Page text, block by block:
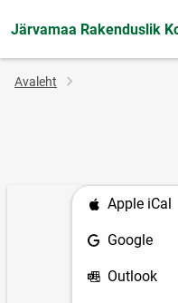
Järvamaa Rakenduslik
Jälglink
Avaleht
Apple iCal
Google
Outlook